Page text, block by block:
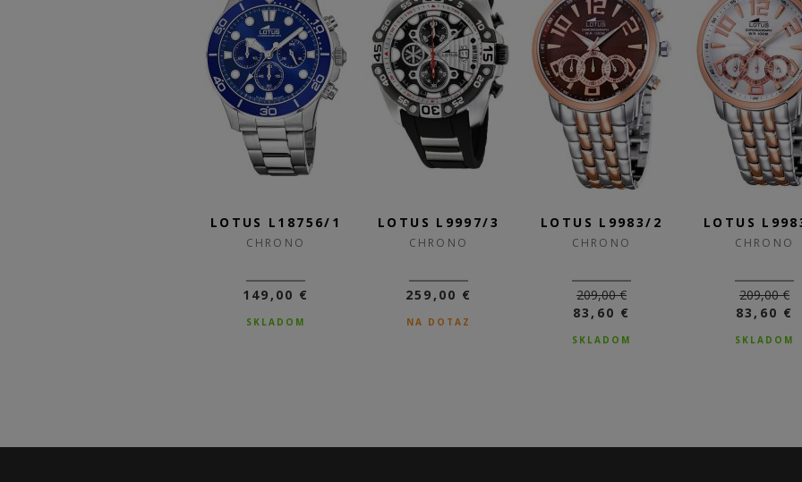
LOTUS L18756/1
CHRONO
149,00 €
SKLADOM
LOTUS L9997/3
CHRONO
259,00 €
NA DOTAZ
LOTUS L9983/2
CHRONO
209,00 €
83,60 €
SKLADOM
LOTUS
CHRONO
209,00 €
83,60 €
SKLADOM